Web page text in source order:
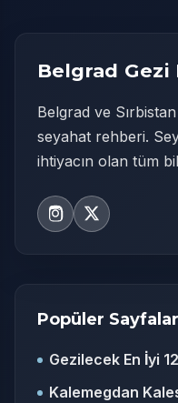
Belgrad Gezi
Belgrad ve
seyahat rehberi.
ihtiyacın olan tüm
Popüler Sayfalar
Gezilecek En İyi
Kalemegdan